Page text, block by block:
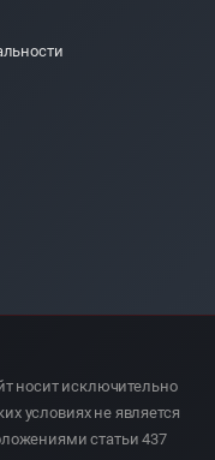
носит исключительно
условиях не является
статьи 437